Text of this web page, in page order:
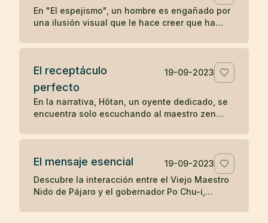
En "El espejismo", un hombre es engañado por
una ilusión visual que le hace creer que ha
desencadenando un dolor psicosomático. En
era solo el reflejo de un arco, desmitificando
su miedo y recuperando su salud. La narrativa
destaca cómo la mente puede ser engañada
por percepciones erróneas, y cómo el
reconocimiento de la realidad puede aliviar los
El receptáculo
perfecto
19-09-2023
En la narrativa, Hôtan, un oyente dedicado, se
encuentra solo escuchando al maestro zen
tiempo. Al enfrentar la renuencia del maestro a
audiencia para ilustrar que solo él valora y
comprende la enseñanza del maestro, mientras
que los demás asistentes eran igual de vacíos
en comprensión como las muñecas, resaltando
El mensaje esencial
19-09-2023
Descubre la interacción entre el Viejo Maestro
Nido de Pájaro y el gobernador Po Chu-i,
enseñanza budista de hacer el bien y cultivar